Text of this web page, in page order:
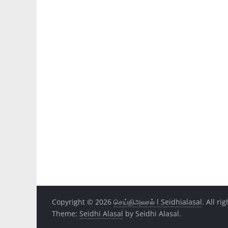
Copyright © 2026 செய்திஅலசல் l Seidhialasal. All
Theme: Seidhi Alasal by Seidhi Alasal.